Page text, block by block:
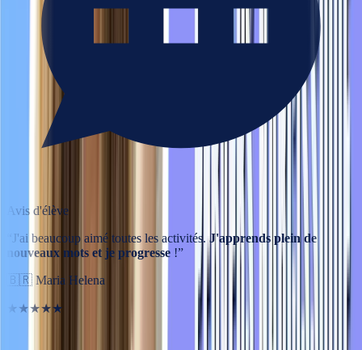
Avis d'élève
J'ai beaucoup aimé toutes les activités.J'apprends plein de
nouveaux mots et je progresse !”
🇧🇷 Maria Helena
★★★★★